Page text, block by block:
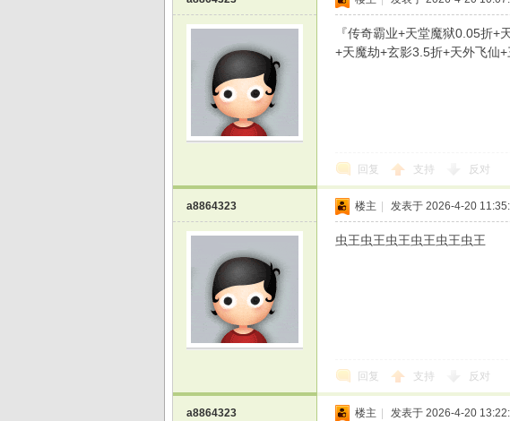
『传奇霸业+天堂魔狱0.05折
+天魔劫+玄影3.5折+天外飞仙
回复 支持 反对
a8864323 楼主 发表于 2026-4-20
虫王虫王虫王虫王虫王虫王
回复 支持 反对
a8864323 楼主 发表于 2026-4-20